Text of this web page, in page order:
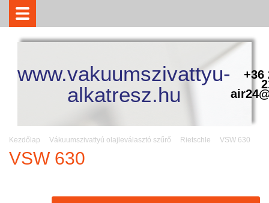
www.vakuumszivattyu-
alkatresz.hu
+36
Kezdőlap Vákuumszivattyú olajleválasztó szűrő Rietschle VSW 630
VSW 630